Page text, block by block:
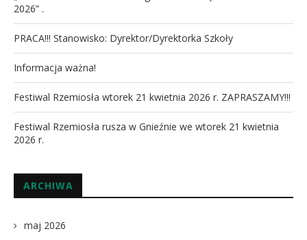
2026” .
PRACA!!! Stanowisko: Dyrektor/Dyrektorka Szkoły
Informacja ważna!
Festiwal Rzemiosła wtorek 21 kwietnia 2026 r. ZAPRASZAMY!!!
Festiwal Rzemiosła rusza w Gnieźnie we wtorek 21 kwietnia
2026 r.
ARCHIWA
maj 2026